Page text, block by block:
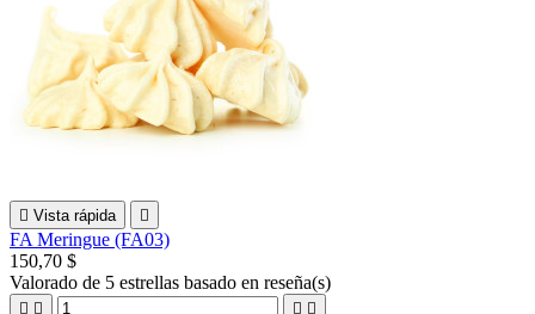
 Vista rápida 
FA Meringue (FA03)
150,70 $
Valorado de 5 estrellas basado en reseña(s)
   